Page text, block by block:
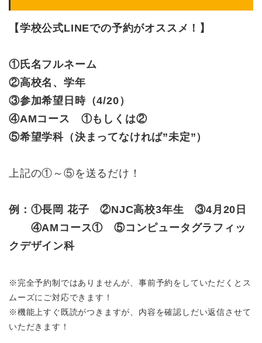
【学校公式LINEでの予約がオススメ！】
①氏名フルネーム
②高校名、学年
③参加希望日時（4/20）
④AMコース ①もしくは②
⑤希望学科（決まってなければ”未定”）
上記の①～⑤を送るだけ！
例：①長岡 花子 ②NJC高校3年生 ③4月20日
④AMコース① ⑤コンピュータグラフィッ
クデザイン科
※完全予約制ではありませんが、事前予約をしていただくとス
ムーズにご対応できます！
※機能上すぐ既読がつきますが、内容を確認しだい返信させて
いただきます！